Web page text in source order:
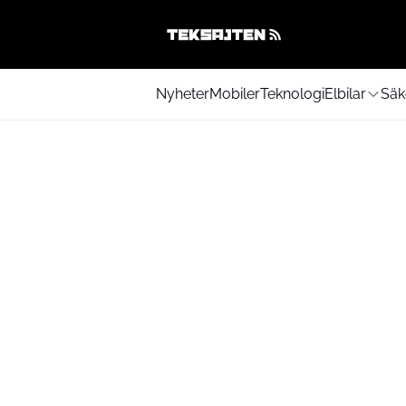
NyheterMobilerTeknologiElbilar